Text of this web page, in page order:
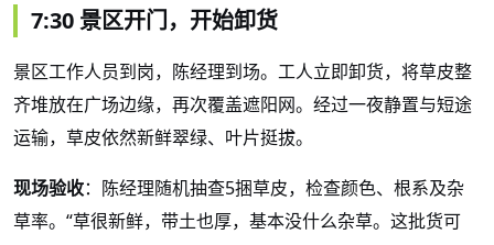
7:30 景区开门，开始卸货
景区工作人员到岗，陈经理到场。工人立即卸货，将草皮整
齐堆放在广场边缘，再次覆盖遮阳网。经过一夜静置与短途
运输，草皮依然新鲜翠绿、叶片挺拔。
现场验收：陈经理随机抽查5捆草皮，检查颜色、根系及杂
草率。“草很新鲜，带土也厚，基本没什么杂草。这批货可